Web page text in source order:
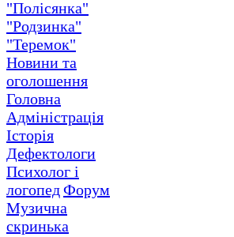
"Полісянка"
"Родзинка"
"Теремок"
Новини та
оголошення
Головна
Адміністрація
Історія
Дефектологи
Психолог і
логопедФорум
Музична
скринька